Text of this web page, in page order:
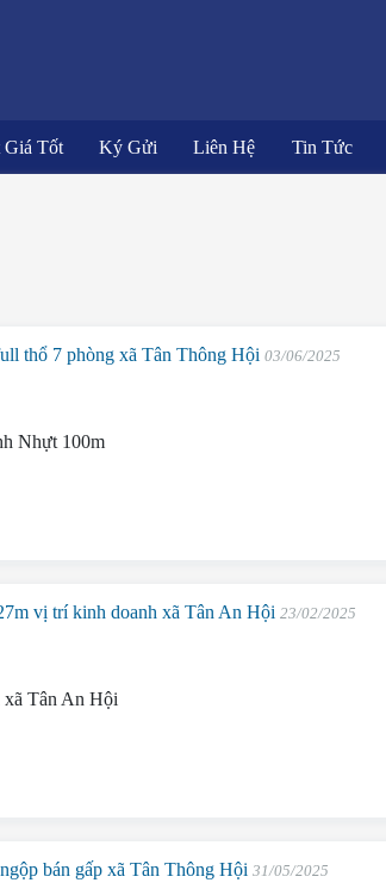
Tốt Ký Gửi Liên Hệ Tin Tức
thổ 7 phòng xã Tân Thông Hội03/06/2025
Nhựt 100m
vị trí kinh doanh xã Tân An Hội 23/02/2025
Tân An Hội
bán gấp xã Tân Thông Hội31/05/2025